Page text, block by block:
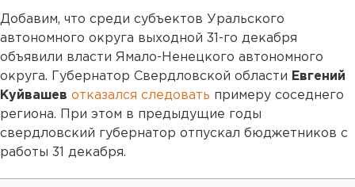
Добавим, что среди субъектов Уральского
автономного округа выходной 31-го декабря
объявили власти Ямало-Ненецкого автономного
округа. Губернатор Свердловской области Евгений
Куйвашев отказался следовать примеру соседнего
региона. При этом в предыдущие годы
свердловский губернатор отпускал бюджетников с
работы 31 декабря.